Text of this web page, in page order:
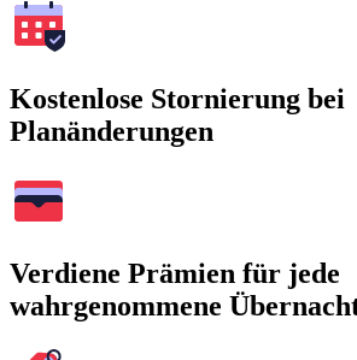
Kostenlose Stornierung bei
Planänderungen
Verdiene Prämien für jede
wahrgenommene